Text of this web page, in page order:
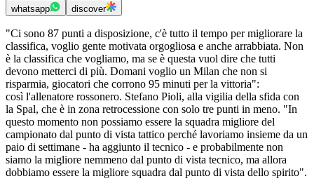
whatsapp discover
"Ci sono 87 punti a disposizione, c'è tutto il tempo per migliorare la
classifica, voglio gente motivata orgogliosa e anche arrabbiata. Non
è la classifica che vogliamo, ma se è questa vuol dire che tutti
devono metterci di più. Domani voglio un Milan che non si
risparmia, giocatori che corrono 95 minuti per la vittoria":
così l'allenatore rossonero. Stefano Pioli, alla vigilia della sfida con
la Spal, che è in zona retrocessione con solo tre punti in meno. "In
questo momento non possiamo essere la squadra migliore del
campionato dal punto di vista tattico perché lavoriamo insieme da un
paio di settimane - ha aggiunto il tecnico - e probabilmente non
siamo la migliore nemmeno dal punto di vista tecnico, ma allora
dobbiamo essere la migliore squadra dal punto di vista dello spirito".